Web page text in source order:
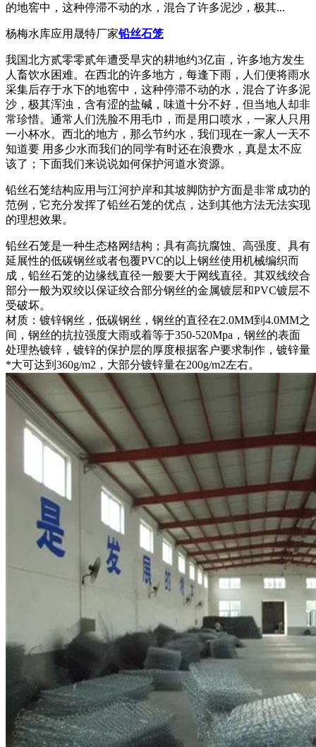
的地窖中，这种停滞不动的水，混合了许多泥沙，极其...
杨梅水库应用晟特厂家铅丝石笼
我国北方贰零零贰年遭受旱灾的耕地约3亿亩，许多地方发生
人畜饮水困难。在西北的许多地方，每逢下雨，人们便将雨水
采集后存于水下的地窖中，这种停滞不动的水，混合了许多泥
沙，极其浑浊，含有涩的盐碱，味道十分不好，但当地人却非
常珍惜。通常人们洗脸不用毛巾，而是用口喷水，一家人只用
一小杯水。西北的地方，那么节约水，我们现在一家人一天不
知道要 用多少水而我们的同学有时还在浪费水，真是太不应
该了；下面我们来说说如何保护河道水资源。
铅丝石笼结构应用与江河护岸和其坡脚防护方面是非常成功的
范例，它充分发挥了铅丝石笼的优点，达到其他方法无法实现
的理想效果。
铅丝石笼是一种生态格网结构；具有高抗腐蚀、高强度、具有
延展性的低碳钢丝或者包覆PVC的以上钢丝使用机械编织而
成，铅丝石笼的边缘线直径一般要大于网线直径。其双线绞合
部分一般为双绞以保证绞合部分钢丝的金属镀层和PVC镀层不
受破坏。
材质：镀锌钢丝，低碳钢丝，钢丝的直径在2.0MM到4.0MM之
间，钢丝的抗拉强度大雨或着等于350-520Mpa，钢丝的表面
处理热镀锌，镀锌的保护层的厚度根据客户要求制作，镀锌量
*大可达到360g/m2，大部分镀锌量在200g/m2左右。